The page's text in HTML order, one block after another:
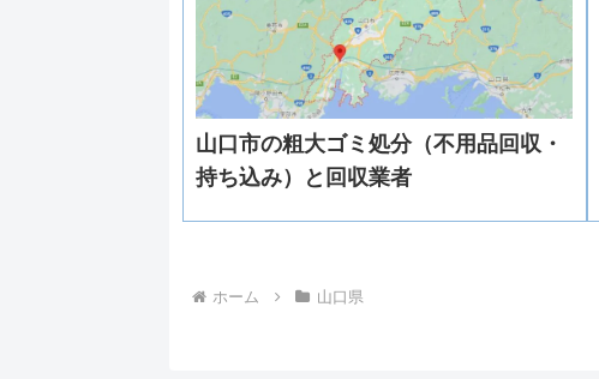
山口市の粗大ゴミ処分（不用品回収・
持ち込み）と回収業者
ホーム 山口県